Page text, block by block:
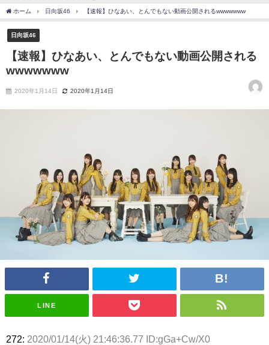
日向坂46まとめのまとめ / 【日向坂46】富田鈴花、次の事務所が決まって
そう！？
ハ！』ミーグリ日程がこちら
乃木坂あんてな ～乃木坂46・欅坂46・日向坂46のニュース・情報・話題
をピックアップ / 日向坂46卒業後初共演！佐々木久美さん、師匠オードリー若
林さんと再会した結果･･･【激レアさんを連れてきた。】
欅坂46/日向坂46まとめのまとめ / 『anan』の表紙の櫻坂46さん、多様性
の時代だと話題に
日向坂46まとめのまとめ / 【日向坂46】富田鈴花1st写真集の先行カット、
これも素晴らしい
日向坂46まとめのまとめ / 【日向坂46】五期生着ぐるみ生写真も！ 富田鈴
花考案グッズ＆生写真5種が公開される
日向坂46まとめのまとめ / これから彼氏と行為する直前の賀喜遥香、やば
アイドル – ぷぅアンテナ / 「乃木坂46ののぎおび⊿」北野日奈子が生配
信！【2022.3.22 17:15〜 SHOWROOM】
アイドル – ぷぅアンテナ / 【乃木坂46】井上和の『なぎおはぎ』って こん
ぺいとう×いちごみるく×マヨラー星人 と同じと考えてよろしいですか？
アイドル – ぷぅアンテナ / 【乃木坂46】日村勇紀 gif職人が切り抜いた名シ
ーン.gif
ふぇどみ！ / 【悲報】呪術廻戦、視聴率5.1%
ふぇどみ！ / 【画像】スポ－ツキャスターお姉さん・ハメまくりだったｗｗ
ふぇどみ！ / 【悲報】母「裕福な過程が高学歴になるとか大嘘。教育に金を
ホーム 日向坂46 【速報】ひなあい、とんでもない動画公開されるwwwwwww
日向坂46
【速報】ひなあい、とんでもない動画公開される
wwwwwww
2020年1月14日 2020年1月14日
LINE
272: 2020/01/14(火) 21:46:36.77 ID:gGa+Cw/X0